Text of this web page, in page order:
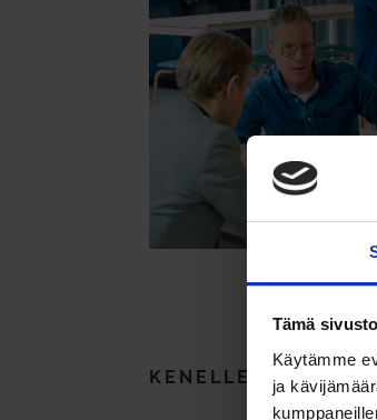
Tämä
Käytämme
ja
KENELLE?